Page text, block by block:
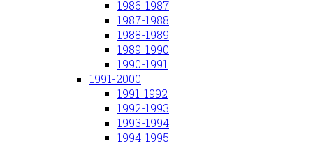
1986-1987
1987-1988
1988-1989
1989-1990
1990-1991
1991-2000
1991-1992
1992-1993
1993-1994
1994-1995